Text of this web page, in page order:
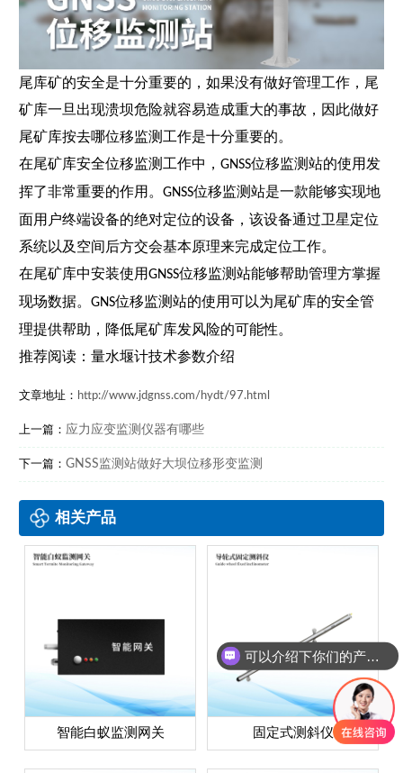
尾库矿的安全是十分重要的，如果没有做好管理工作，尾
矿库一旦出现溃坝危险就容易造成重大的事故，因此做好
尾矿库按去哪位移监测工作是十分重要的。
在尾矿库安全位移监测工作中， GNSS位移监测站的使用发
挥了非常重要的作用。 GNSS位移监测站是一款能够实现地
面用户终端设备的绝对定位的设备，该设备通过卫星定位
系统以及空间后方交会基本原理来完成定位工作。
在尾矿库中安装使用GNSS位移监测站能够帮助管理方掌握
现场数据。 GNS位移监测站的使用可以为尾矿库的安全管
理提供帮助，降低尾矿库发风险的可能性。
推荐阅读： 量水堰计技术参数介绍
文章地址： http://www.jdgnss.com/hydt/97.html
上一篇： 应力应变监测仪器有哪些
下一篇： GNSS监测站做好大坝位移形变监测
相关产品
智能白蚁监测网关 固定式测斜仪
可以介绍下你们的产品么？